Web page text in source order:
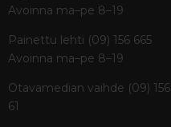
Avoinna ma–pe 8–19
Painettu lehti (09) 156 665
Avoinna ma–pe 8–19
Otavamedian vaihde (09) 156
61